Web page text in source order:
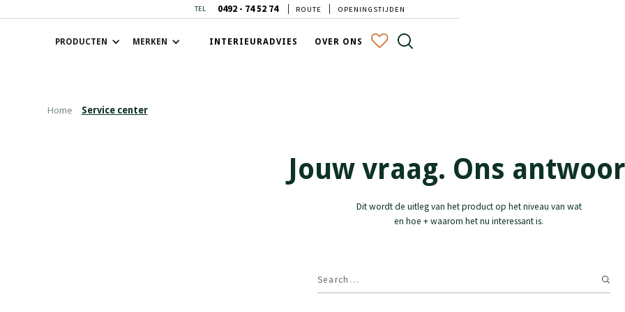
TEL 0492 - 74 52 74 ROUTE OPENINGSTIJDEN
PRODUCTEN MERKEN INTERIEURADVIES OVER ONS
Home Service center
Jouw vraag. Ons
Dit wordt de uitleg van het product op het niveau van wat
en hoe + waarom het nu interessant is.